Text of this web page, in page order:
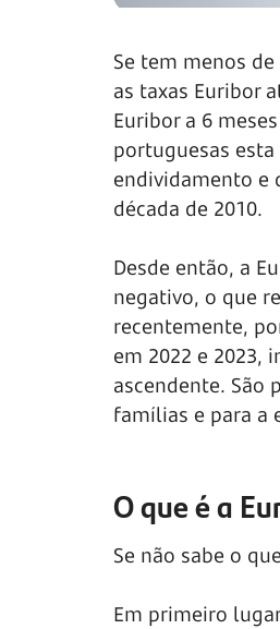
Se tem menos
as taxas Euribor
Euribor a 6
portuguesas
endividamento e
década de 2010.
Desde então, a
negativo, o que
recentemente,
em 2022 e 2023,
ascendente. São
famílias e para a
O que é a
Se não sabe o
Em primeiro